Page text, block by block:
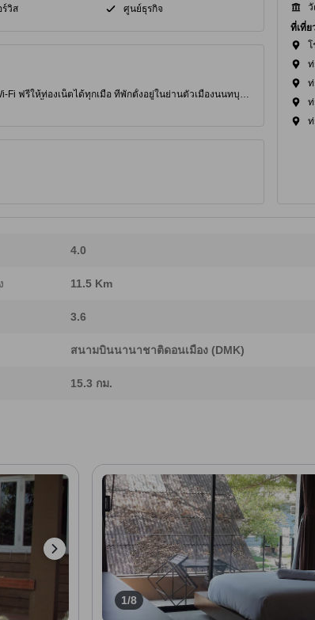
ร์วิส ศูนย์ธุรกิจ
Fi ฟรีให้ท่องเน็ตได้ทุกเมื่อ ที่พักตั้งอยู่ในย่านตัวเมืองนนทบุรี
ดาวนี้มีห้องอาหาร การเข้าพักจึงผ่อนคลายและสะดวก
วั
ที่เที่ย
ท่
ท่
ท่
ท่
4.0
11.5 Km
3.6
สนามบินนานาชาติดอนเมือง (DMK)
15.3 กม.
1/8